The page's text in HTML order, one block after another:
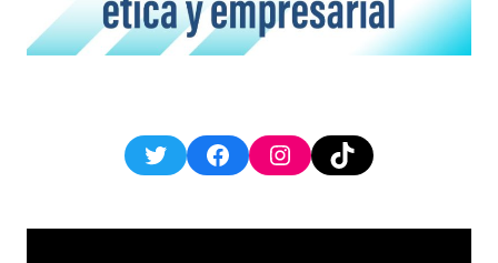
TwitterFacebookInstagram
TikTok